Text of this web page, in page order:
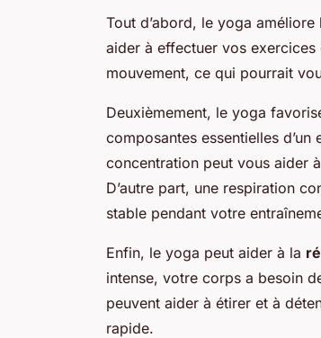
Tout d’abord, le yoga améliore
aider à effectuer vos
mouvement, ce qui pourrait
Deuxièmement, le yoga
composantes essentielles
concentration peut vous aider
D’autre part, une respiration
stable pendant votre
Enfin, le yoga peut aider à la
intense, votre corps a besoin
peuvent aider à étirer et à
rapide.